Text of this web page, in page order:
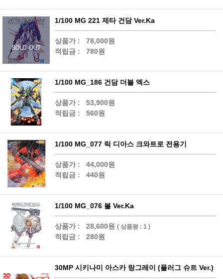
1/100 MG 221 제타 건담 Ver.Ka
상품가 :
78,000원
적립금 :
780원
1/100 MG_186 건담 더블 엑스
상품가 :
53,900원
적립금 :
560원
1/100 MG_077 릭 디아스 크와트로 전용기
상품가 :
44,000원
적립금 :
440원
1/100 MG_076 볼 Ver.Ka
상품가 : 28,600원 ( 상품평 : 1 )
적립금 : 280원
30MP 시키나미 아스카 랑그레이 (플러그 슈트 Ver.)